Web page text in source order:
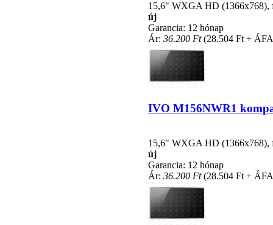
15,6" WXGA HD (1366x768),
új
Garancia: 12 hónap
Ár: 36.200 Ft(28.504 Ft +
IVO M156NWR1
15,6" WXGA HD (1366x768),
új
Garancia: 12 hónap
Ár: 36.200 Ft(28.504 Ft +